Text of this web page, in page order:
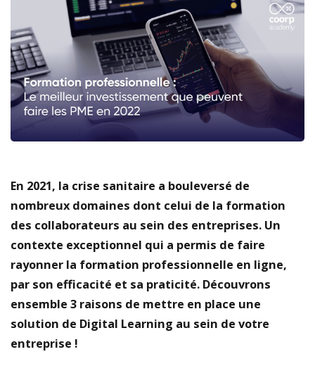
En 2021, la crise sanitaire a bouleversé de
nombreux domaines dont celui de la formation
des collaborateurs au sein des entreprises. Un
contexte exceptionnel qui a permis de faire
rayonner la formation professionnelle en ligne,
par son efficacité et sa praticité. Découvrons
ensemble 3 raisons de mettre en place une
solution de Digital Learning au sein de votre
entreprise !